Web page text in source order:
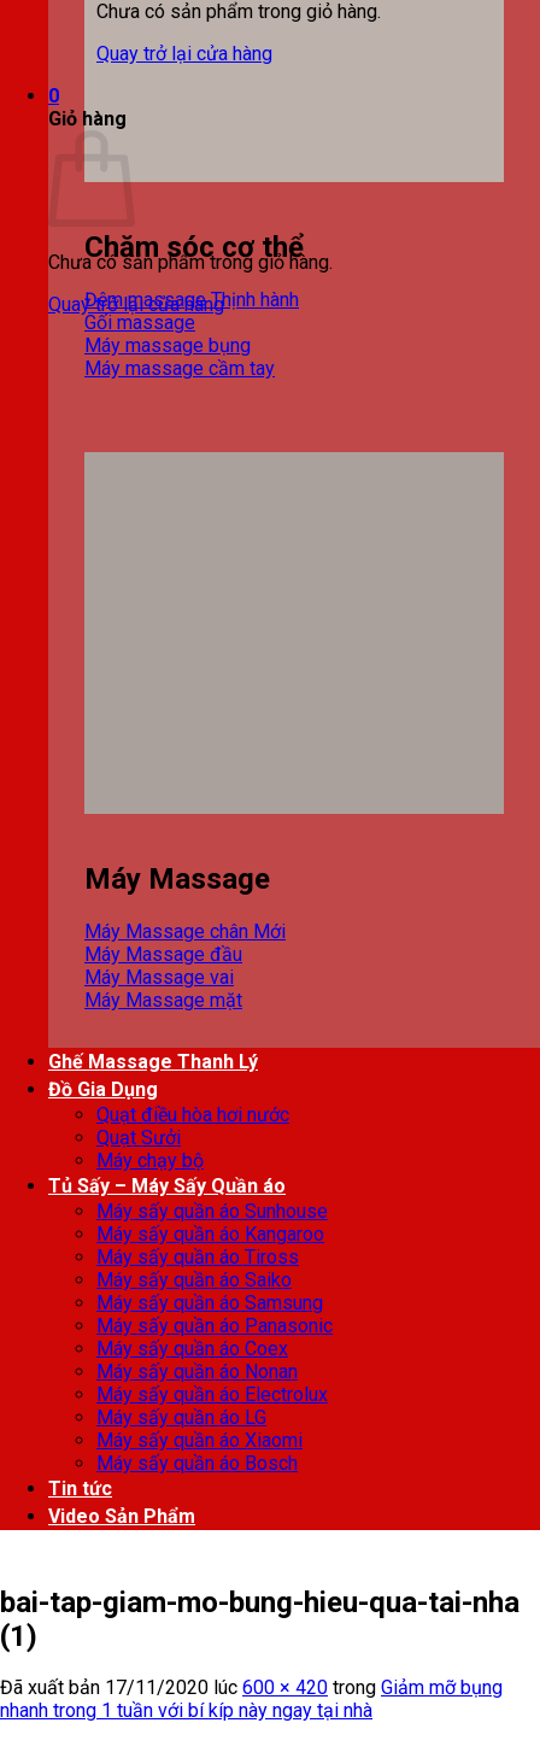
Chưa có sản phẩm trong giỏ hàng.
Quay trở lại cửa hàng
0
Giỏ hàng
Chưa có sản phẩm trong giỏ hàng.
Quay trở lại cửa hàng
Chăm sóc cơ thể
Đệm massage
Gối massage
Máy massage bụng
Máy massage cầm tay
Máy Massage
Máy Massage chân
Máy Massage đầu
Máy Massage vai
Máy Massage mặt
Ghế Massage Thanh Lý
Đồ Gia Dụng
Quạt điều hòa hơi nước
Quạt Sưởi
Máy chạy bộ
Tủ Sấy – Máy Sấy Quần áo
Máy sấy quần áo Sunhouse
Máy sấy quần áo Kangaroo
Máy sấy quần áo Tiross
Máy sấy quần áo Saiko
Máy sấy quần áo Samsung
Máy sấy quần áo Panasonic
Máy sấy quần áo Coex
Máy sấy quần áo Nonan
Máy sấy quần áo Electrolux
Máy sấy quần áo LG
Máy sấy quần áo Xiaomi
Máy sấy quần áo Bosch
Tin tức
Video Sản Phẩm
bai-tap-giam-mo-bung-hieu-qua-tai-nha
(1)
Đã xuất bản 17/11/2020 lúc 600 × 420 trong Giảm mỡ bụng
nhanh trong 1 tuần với bí kíp này ngay tại nhà